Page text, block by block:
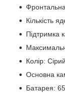
Кількість
Підтримка
Колір: Сірий
Основна
Батарея: